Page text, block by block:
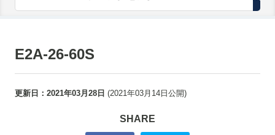
E2A-26-60S
更新日： 2021年03月28日 (2021年03月14日 公開)
SHARE